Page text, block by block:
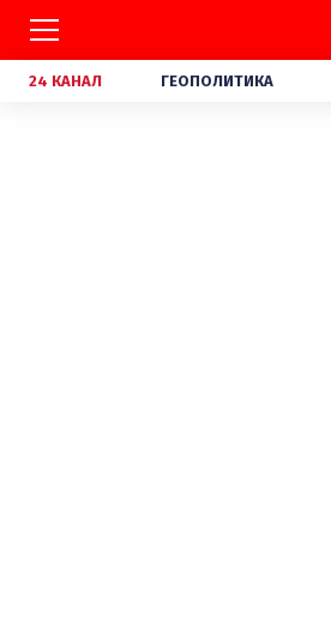
24 КАНАЛ ГЕОПОЛИТИКА